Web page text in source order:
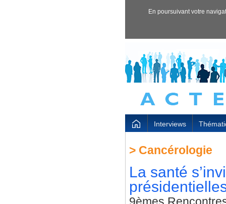
En poursuivant votre
Interviews
>Cancérologie
La santé